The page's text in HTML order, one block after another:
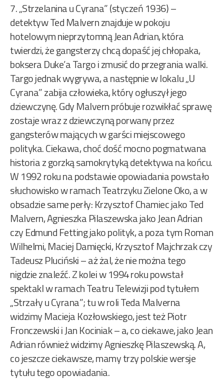
7. „Strzelanina u Cyrana” (styczeń 1936) –
detektyw Ted Malvern znajduje w pokoju
hotelowym nieprzytomną Jean Adrian, która
twierdzi, że gangsterzy chcą dopaść jej chłopaka,
boksera Duke’a Targo i zmusić do przegrania walki.
Targo jednak wygrywa, a następnie w lokalu „U
Cyrana” zabija człowieka, który ogłuszył jego
dziewczynę. Gdy Malvern próbuje rozwikłać sprawę
zostaje wraz z dziewczyną porwany przez
gangsterów mających w garści miejscowego
polityka. Ciekawa, choć dość mocno pogmatwana
historia z gorzką samokrytyką detektywa na końcu.
W 1992 roku na podstawie opowiadania powstało
słuchowisko w ramach Teatrzyku Zielone Oko, a w
obsadzie same perły: Krzysztof Chamiec jako Ted
Malvern, Agnieszka Pilaszewska jako Jean Adrian
czy Edmund Fetting jako polityk, a poza tym Roman
Wilhelmi, Maciej Damięcki, Krzysztof Majchrzak czy
Tadeusz Pluciński – aż żal, że nie można tego
nigdzie znaleźć. Z kolei w 1994 roku powstał
spektakl w ramach Teatru Telewizji pod tytułem
„Strzały u Cyrana”; tu w roli Teda Malverna
widzimy Macieja Kozłowskiego, jest też Piotr
Fronczewski i Jan Kociniak – a, co ciekawe, jako Jean
Adrian również widzimy Agnieszkę Pilaszewską. A,
co jeszcze ciekawsze, mamy trzy polskie wersje
tytułu tego opowiadania.